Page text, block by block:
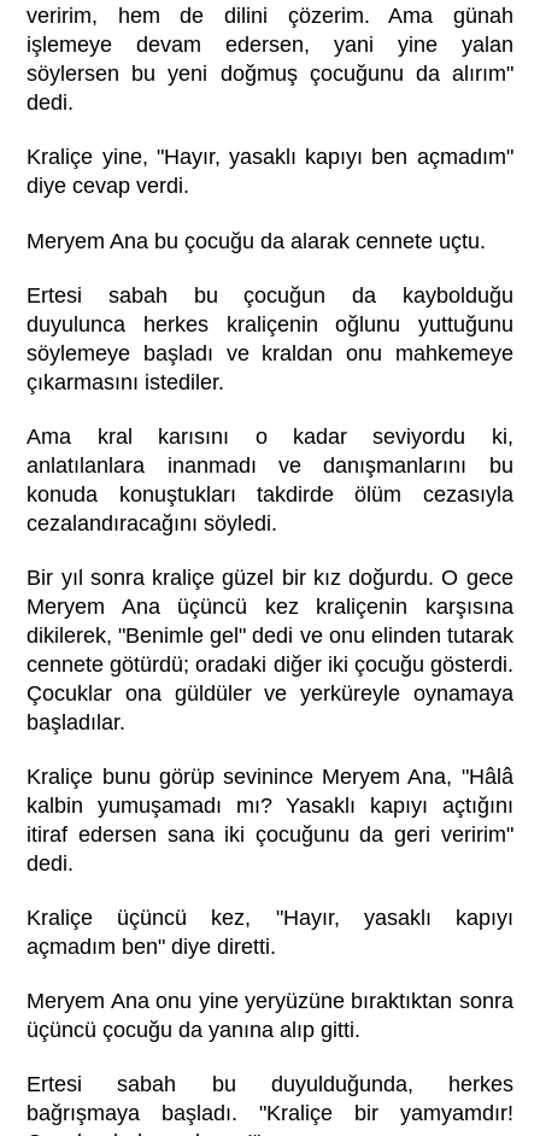
veririm, hem de dilini çözerim. Ama günah
işlemeye devam edersen, yani yine yalan
söylersen bu yeni doğmuş çocuğunu da alırım"
dedi.
Kraliçe yine, "Hayır, yasaklı kapıyı ben açmadım"
diye cevap verdi.
Meryem Ana bu çocuğu da alarak cennete uçtu.
Ertesi sabah bu çocuğun da kaybolduğu
duyulunca herkes kraliçenin oğlunu yuttuğunu
söylemeye başladı ve kraldan onu mahkemeye
çıkarmasını istediler.
Ama kral karısını o kadar seviyordu ki,
anlatılanlara inanmadı ve danışmanlarını bu
konuda konuştukları takdirde ölüm cezasıyla
cezalandıracağını söyledi.
Bir yıl sonra kraliçe güzel bir kız doğurdu. O gece
Meryem Ana üçüncü kez kraliçenin karşısına
dikilerek, "Benimle gel" dedi ve onu elinden tutarak
cennete götürdü; oradaki diğer iki çocuğu gösterdi.
Çocuklar ona güldüler ve yerküreyle oynamaya
başladılar.
Kraliçe bunu görüp sevinince Meryem Ana, "Hâlâ
kalbin yumuşamadı mı? Yasaklı kapıyı açtığını
itiraf edersen sana iki çocuğunu da geri veririm"
dedi.
Kraliçe üçüncü kez, "Hayır, yasaklı kapıyı
açmadım ben" diye diretti.
Meryem Ana onu yine yeryüzüne bıraktıktan sonra
üçüncü çocuğu da yanına alıp gitti.
Ertesi sabah bu duyulduğunda, herkes
bağrışmaya başladı. "Kraliçe bir yamyamdır!